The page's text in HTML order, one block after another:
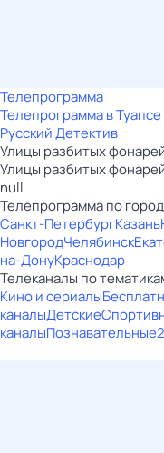
Телепрограмма
Телепрограмма в Туапсе
Русский Детектив
Улицы разбитых
Улицы разбитых
null
Телепрограмма по
Санкт-ПетербургКазань
НовгородЧелябинск
на-ДонуКраснодар
Телеканалы по
Кино и сериалы
каналыДетские
каналыПознавательные